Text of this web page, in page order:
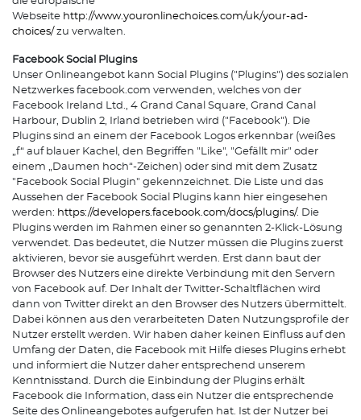
Webseite http://www.youronlinechoices.com/uk/your-ad-
choices/ zu verwalten.
Facebook Social Plugins
Unser Onlineangebot kann Social Plugins ("Plugins") des sozialen
Netzwerkes facebook.com verwenden, welches von der
Facebook Ireland Ltd., 4 Grand Canal Square, Grand Canal
Harbour, Dublin 2, Irland betrieben wird ("Facebook"). Die
Plugins sind an einem der Facebook Logos erkennbar (weißes
„f“ auf blauer Kachel, den Begriffen "Like", "Gefällt mir" oder
einem „Daumen hoch“-Zeichen) oder sind mit dem Zusatz
"Facebook Social Plugin" gekennzeichnet. Die Liste und das
Aussehen der Facebook Social Plugins kann hier eingesehen
werden: https://developers.facebook.com/docs/plugins/. Die
Plugins werden im Rahmen einer so genannten 2-Klick-Lösung
verwendet. Das bedeutet, die Nutzer müssen die Plugins zuerst
aktivieren, bevor sie ausgeführt werden. Erst dann baut der
Browser des Nutzers eine direkte Verbindung mit den Servern
von Facebook auf. Der Inhalt der Twitter-Schaltflächen wird
dann von Twitter direkt an den Browser des Nutzers übermittelt.
Dabei können aus den verarbeiteten Daten Nutzungsprofile der
Nutzer erstellt werden. Wir haben daher keinen Einfluss auf den
Umfang der Daten, die Facebook mit Hilfe dieses Plugins erhebt
und informiert die Nutzer daher entsprechend unserem
Kenntnisstand. Durch die Einbindung der Plugins erhält
Facebook die Information, dass ein Nutzer die entsprechende
Seite des Onlineangebotes aufgerufen hat. Ist der Nutzer bei